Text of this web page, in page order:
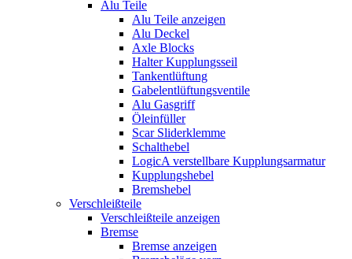
Alu Teile
Alu Teile anzeigen
Alu Deckel
Axle Blocks
Halter Kupplungsseil
Tankentlüftung
Gabelentlüftungsventile
Alu Gasgriff
Öleinfüller
Scar Sliderklemme
Schalthebel
LogicA verstellbare Kupplungsarmatur
Kupplungshebel
Bremshebel
Verschleißteile
Verschleißteile anzeigen
Bremse
Bremse anzeigen